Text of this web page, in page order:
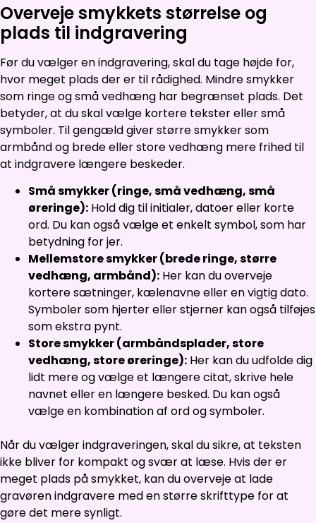
Overveje smykkets størrelse og
plads til indgravering
Før du vælger en indgravering, skal du tage højde for,
hvor meget plads der er til rådighed. Mindre smykker
som ringe og små vedhæng har begrænset plads. Det
betyder, at du skal vælge kortere tekster eller små
symboler. Til gengæld giver større smykker som
armbånd og brede eller store vedhæng mere frihed til
at indgravere længere beskeder.
Små smykker (ringe, små vedhæng, små
øreringe): Hold dig til initialer, datoer eller korte
ord. Du kan også vælge et enkelt symbol, som har
betydning for jer.
Mellemstore smykker (brede ringe, større
vedhæng, armbånd): Her kan du overveje
kortere sætninger, kælenavne eller en vigtig dato.
Symboler som hjerter eller stjerner kan også tilføjes
som ekstra pynt.
Store smykker (armbåndsplader, store
vedhæng, store øreringe): Her kan du udfolde dig
lidt mere og vælge et længere citat, skrive hele
navnet eller en længere besked. Du kan også
vælge en kombination af ord og symboler.
Når du vælger indgraveringen, skal du sikre, at teksten
ikke bliver for kompakt og svær at læse. Hvis der er
meget plads på smykket, kan du overveje at lade
gravøren indgravere med en større skrifttype for at
gøre det mere synligt.